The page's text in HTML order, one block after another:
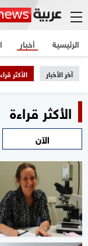
الرئيسية أخبار
آخر الأخبار الأكثر
الأكثر قراءة
الآن